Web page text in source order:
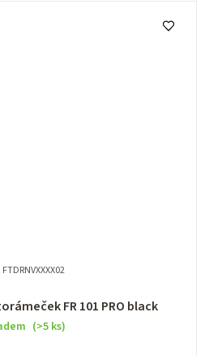
FR 101 PRO black
(>5 ks)
FTDRNVXXXX02